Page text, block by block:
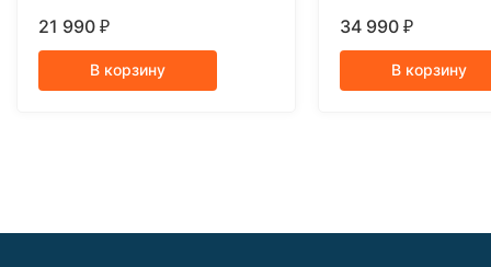
21 990 ₽
В корзину
34 990 ₽
В корзину